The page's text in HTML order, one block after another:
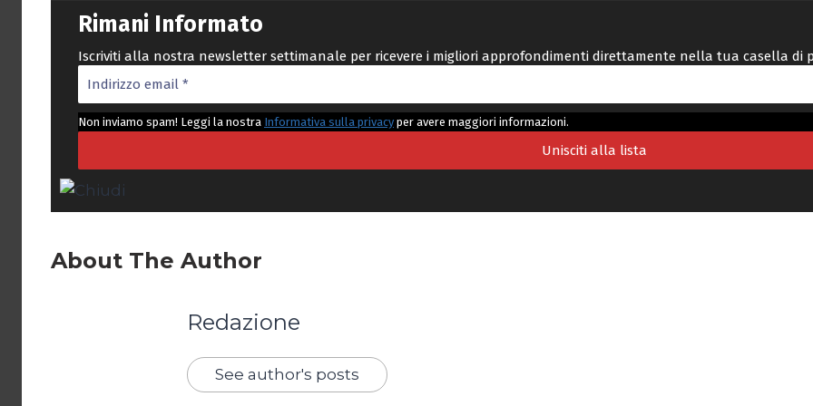
Rimani Informato
Iscriviti alla nostra newsletter settimanale per ricevere i migliori approfondimenti direttamente nella tua casella di
Non inviamo spam! Leggi la nostra Informativa sulla privacy per avere maggiori informazioni.
About The Author
Redazione
See author's posts